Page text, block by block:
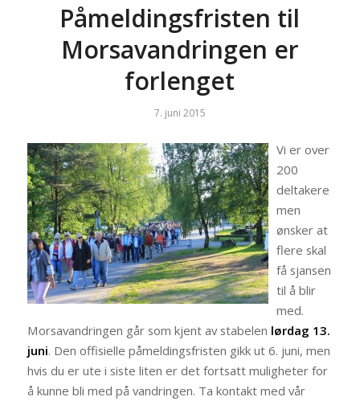
Påmeldingsfristen til
Morsavandringen er
forlenget
7. juni 2015
Vi er over
200
deltakere
men
ønsker at
flere skal
få sjansen
til å blir
med.
Morsavandringen går som kjent av stabelen lørdag 13.
juni. Den offisielle påmeldingsfristen gikk ut 6. juni, men
hvis du er ute i siste liten er det fortsatt muligheter for
å kunne bli med på vandringen. Ta kontakt med vår